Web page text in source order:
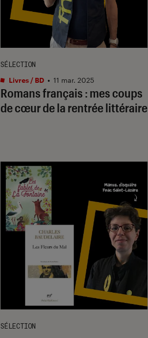
Romans français : mes coups
de cœur de la rentrée littéraire
SÉLECTION
Livres / BD • 11 mar. 2025
SÉLECTION